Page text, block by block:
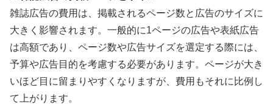
雑誌広告の費用は、掲載されるページ数と広告のサイズに
大きく影響されます。一般的に1ページの広告や表紙広告
は高額であり、ページ数や広告サイズを選定する際には、
予算や広告目的を考慮する必要があります。ページが大き
いほど目に留まりやすくなりますが、費用もそれに比例し
て上がります。